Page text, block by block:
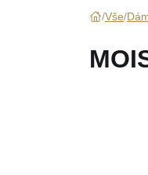
Vše